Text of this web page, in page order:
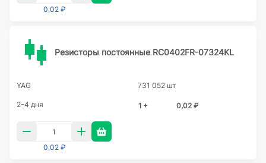
0,02 ₽
Резисторы постоянные RC0402FR-07324KL
YAG 731 052 шт
2-4 дня 1 + 0,02 ₽
0,02 ₽